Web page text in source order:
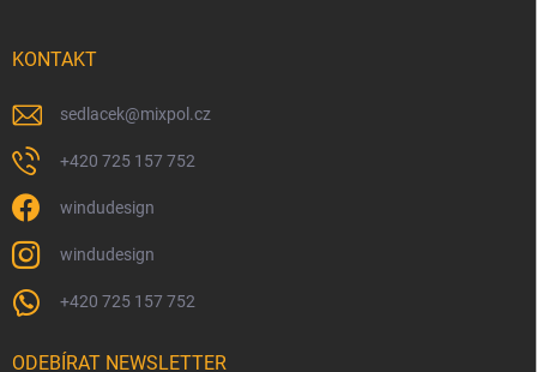
KONTAKT
sedlacek@mixpol.cz
+420 725 157 752
windudesign
windudesign
+420 725 157 752
ODEBÍRAT NEWSLETTER